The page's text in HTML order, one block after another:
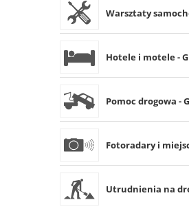
Warsztaty
Hotele i motele -
Pomoc drogowa -
Fotoradary i
Utrudnienia na